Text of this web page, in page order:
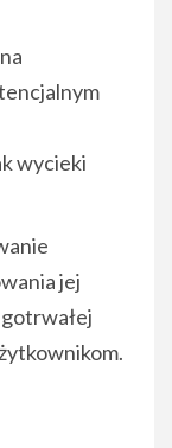
wycieki
jej